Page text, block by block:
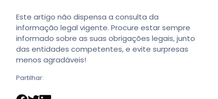
Este artigo não dispensa a consulta da
informação legal vigente. Procure estar sempre
informado sobre as suas obrigações legais, junto
das entidades competentes, e evite surpresas
menos agradáveis!
Partilhar: